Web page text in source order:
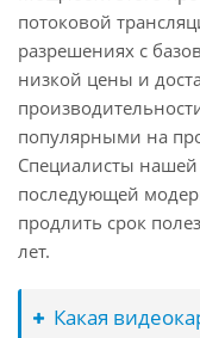
потоковой
разрешениях с
низкой цены и
популярными на
Специалисты
последующей
продлить срок
лет.
Какая